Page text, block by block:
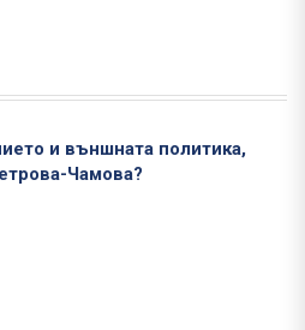
и външната политика,
Чамова?